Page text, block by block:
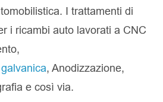
I trattamenti di
i ricambi auto lavorati a CNC
, Anodizzazione,
e così via.